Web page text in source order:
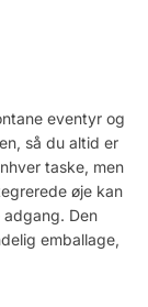
eventyr og
så du altid er
taske, men
øje kan
Den
emballage,